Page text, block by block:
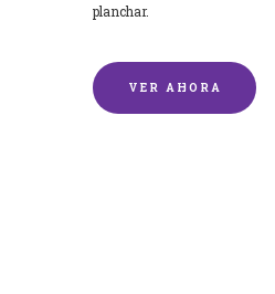
planchar.
VER AHORA